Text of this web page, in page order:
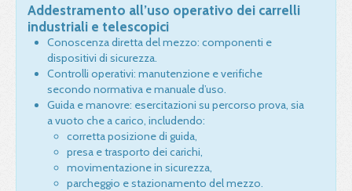
Addestramento all’uso operativo dei carrelli
industriali e telescopici
Conoscenza diretta del mezzo: componenti e
dispositivi di sicurezza.
Controlli operativi: manutenzione e verifiche
secondo normativa e manuale d’uso.
Guida e manovre: esercitazioni su percorso prova, sia
a vuoto che a carico, includendo:
corretta posizione di guida,
presa e trasporto dei carichi,
movimentazione in sicurezza,
parcheggio e stazionamento del mezzo.